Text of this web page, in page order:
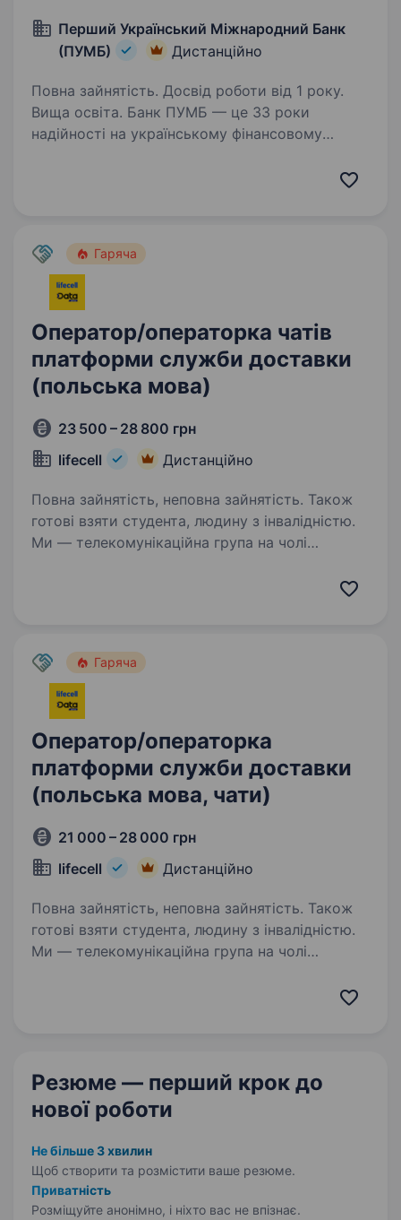
Перший Український Міжнародний Банк
(ПУМБ)
Дистанційно
Повна зайнятість. Досвід роботи від 1 року.
Вища освіта. Банк ПУМБ — це 33 роки
надійності на українському фінансовому
за версією…
Гаряча
Оператор/операторка чатів
платформи служби доставки
(польська мова)
23 500 – 28 800 грн
lifecell
Дистанційно
Повна зайнятість, неповна зайнятість. Також
готові взяти студента, людину з інвалідністю.
Ми — телекомунікаційна група на чолі
на зв’язку,…
Гаряча
Оператор/операторка
платформи служби доставки
(польська мова, чати)
21 000 – 28 000 грн
lifecell
Дистанційно
Повна зайнятість, неповна зайнятість. Також
готові взяти студента, людину з інвалідністю.
Ми — телекомунікаційна група на чолі
Резюме — перший крок до
нової роботи
Не більше 3 хвилин
Щоб створити та розмістити ваше резюме.
Приватність
Розміщуйте анонімно, і ніхто вас не впізнає.